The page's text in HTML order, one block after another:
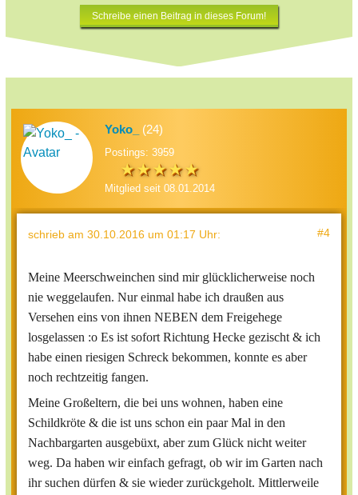
Schreibe einen Beitrag in dieses Forum!
Yoko_ (24)
Postings: 3959
Mitglied seit 08.01.2014
schrieb am 30.10.2016 um 01:17 Uhr: #4
Meine Meerschweinchen sind mir glücklicherweise noch
nie weggelaufen. Nur einmal habe ich draußen aus
Versehen eins von ihnen NEBEN dem Freigehege
losgelassen :o Es ist sofort Richtung Hecke gezischt & ich
habe einen riesigen Schreck bekommen, konnte es aber
noch rechtzeitig fangen.
Meine Großeltern, die bei uns wohnen, haben eine
Schildkröte & die ist uns schon ein paar Mal in den
Nachbargarten ausgebüxt, aber zum Glück nicht weiter
weg. Da haben wir einfach gefragt, ob wir im Garten nach
ihr suchen dürfen & sie wieder zurückgeholt. Mittlerweile